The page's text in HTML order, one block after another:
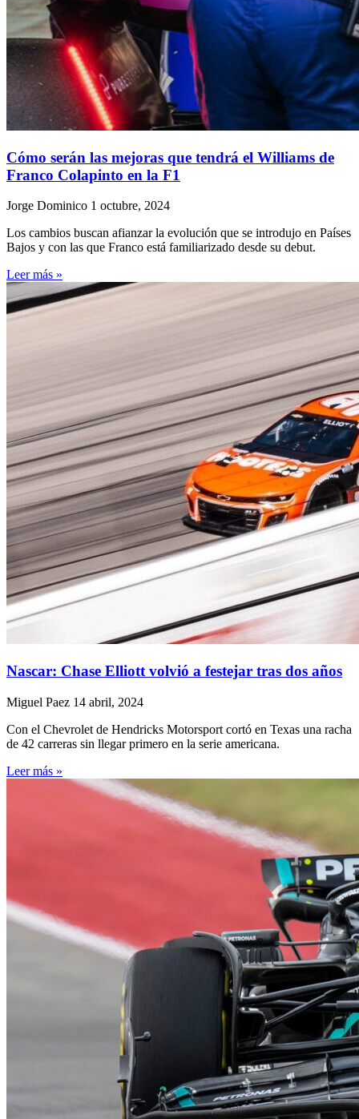
Cómo serán las mejoras que tendrá el Williams de
Franco Colapinto en la F1
Jorge Dominico 1 octubre, 2024
Los cambios buscan afianzar la evolución que se introdujo en Países
Bajos y con las que Franco está familiarizado desde su debut.
Leer más »
Nascar: Chase Elliott volvió a festejar tras dos años
Miguel Paez 14 abril, 2024
Con el Chevrolet de Hendricks Motorsport cortó en Texas una racha
de 42 carreras sin llegar primero en la serie americana.
Leer más »